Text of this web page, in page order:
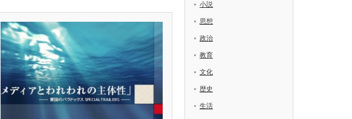
小説
思想
政治
教育
文化
歴史
生活